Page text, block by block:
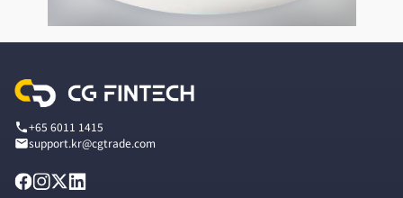
+65 6011 1415
support.kr@cgtrade.com